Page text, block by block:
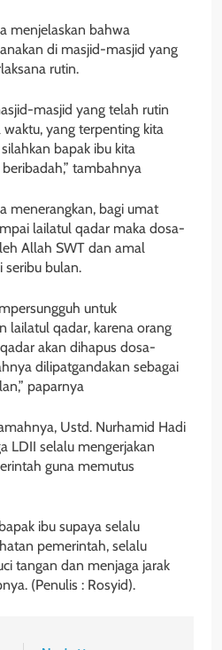
menjelaskan bahwa
di masjid-masjid yang
rutin.
masjid yang telah rutin
yang terpenting kita
bapak ibu kita
tambahnya
menerangkan, bagi umat
lailatul qadar maka dosa-
Allah SWT dan amal
seribu bulan.
untuk
lailatul qadar, karena orang
akan dihapus dosa-
dilipatgandakan sebagai
paparnya
Ustd. Nurhamid Hadi
LDII selalu mengerjakan
guna memutus
ibu supaya selalu
pemerintah, selalu
tangan dan menjaga jarak
(Penulis : Rosyid).